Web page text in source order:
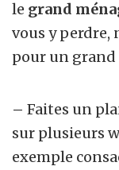
le grand
vous y perdre,
pour un grand
– Faites un
sur plusieurs
exemple